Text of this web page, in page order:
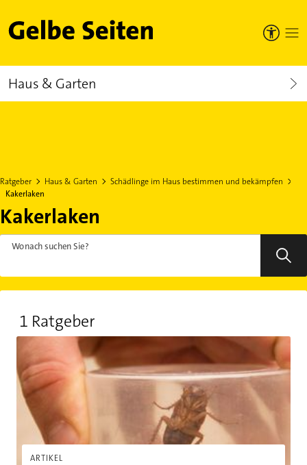
Gelbe Seiten
Haus & Garten
Ratgeber Haus & Garten
Schädlinge im Haus bestimmen und bekämpfen
Kakerlaken
Kakerlaken
Wonach suchen Sie?
1 Ratgeber
ARTIKEL
Schädlinge im Haus bestimmen und bekämpfen